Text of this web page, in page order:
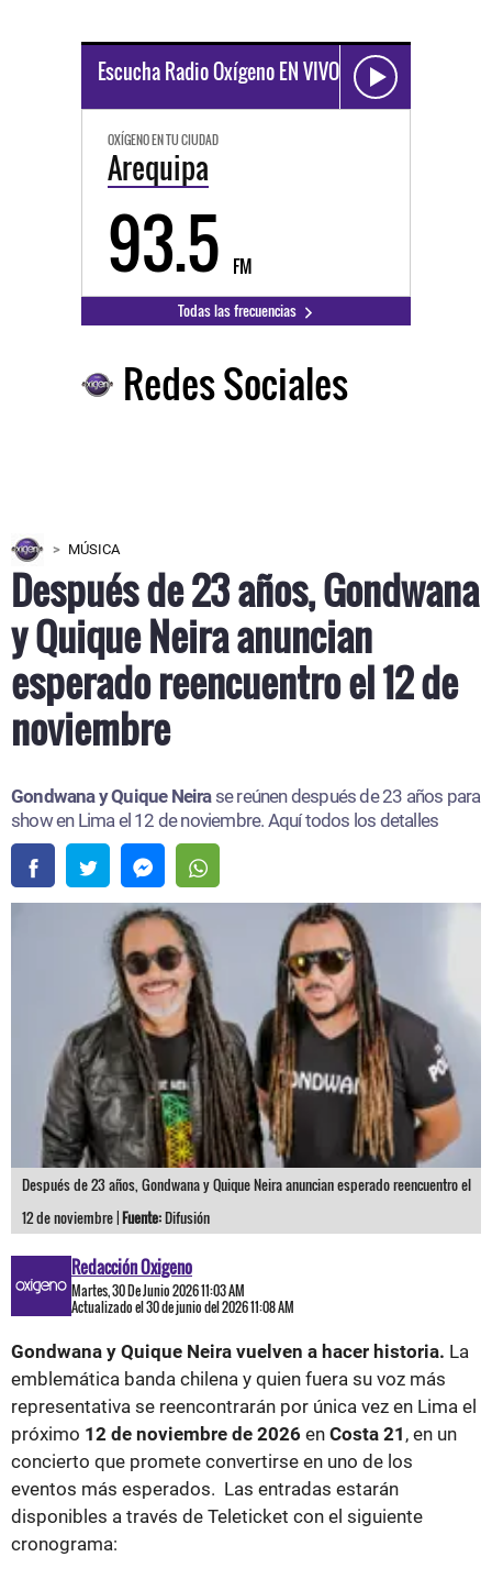
Escucha Radio Oxígeno EN VIVO
OXÍGENO EN TU CIUDAD
Arequipa
93.5 FM
Todas las frecuencias
Redes Sociales
MÚSICA
Después de 23 años, Gondwana
y Quique Neira anuncian
esperado reencuentro el 12 de
noviembre
Gondwana y Quique Neirase reúnen después de 23 años para
show en Lima el 12 de noviembre. Aquí todos los detalles
Después de 23 años, Gondwana y Quique Neira anuncian esperado reencuentro el
12 de noviembre |Fuente:Difusión
Redacción Oxigeno
Martes, 30 De Junio 2026 11:03 AM
Actualizado el 30 de junio del 2026 11:08 AM
Gondwana y Quique Neira vuelven a hacer historia. La
emblemática banda chilena y quien fuera su voz más
representativa se reencontrarán por única vez en Lima el
próximo 12 de noviembre de 2026 en Costa 21 , en un
concierto que promete convertirse en uno de los
eventos más esperados. Las entradas estarán
disponibles a través de Teleticket con el siguiente
cronograma: